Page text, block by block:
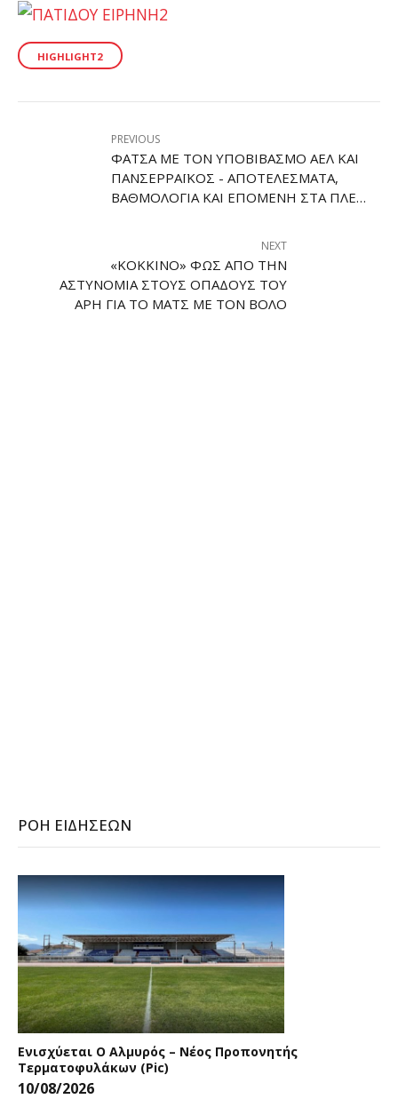
HIGHLIGHT2
PREVIOUS
ΦΆΤΣΑ ΜΕ ΤΟΝ ΥΠΟΒΙΒΑΣΜΌ ΑΕΛ ΚΑΙ
ΠΑΝΣΕΡΡΑΪΚΌΣ - ΑΠΟΤΕΛΈΣΜΑΤΑ,
ΒΑΘΜΟΛΟΓΊΑ ΚΑΙ ΕΠΌΜΕΝΗ ΣΤΑ ΠΛΈΙ
NEXT
«ΚΌΚΚΙΝΟ» ΦΩΣ ΑΠΌ ΤΗΝ
ΑΣΤΥΝΟΜΊΑ ΣΤΟΥΣ ΟΠΑΔΟΎΣ ΤΟΥ
ΆΡΗ ΓΙΑ ΤΟ ΜΑΤΣ ΜΕ ΤΟΝ ΒΌΛΟ
ΡΟΉ ΕΙΔΉΣΕΩΝ
Ενισχύεται Ο Αλμυρός – Νέος Προπονητής
Τερματοφυλάκων (pic)
10/08/2026